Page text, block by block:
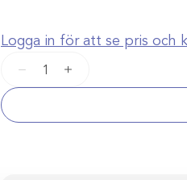
Logga in för att se pris och
Syte™
nålfri
+